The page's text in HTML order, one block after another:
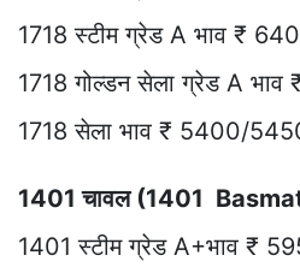
1718 स्टीम ग्रेड A भाव ₹
1718 गोल्डन सेला ग्रेड A
1718 सेला भाव ₹ 5400/
1401 चावल (1401
1401 स्टीम ग्रेड A+भाव ₹